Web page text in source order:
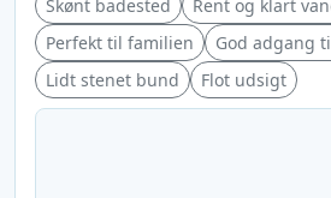
Skønt badested
Rent og klart
Perfekt til familien
God adgang
Lidt stenet bund
Flot udsigt